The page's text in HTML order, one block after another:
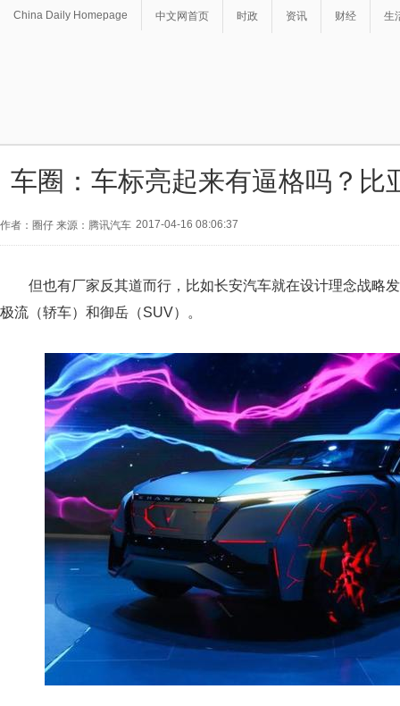
China Daily Homepage 中文网首页 时政 资讯 财经 生
车圈：车标亮起来有逼格吗？比
作者：圈仔 来源：腾讯汽车 2017-04-16 08:06:37
但也有厂家反其道而行，比如长安汽车就在设计理念战略
极流（轿车）和御岳（SUV）。